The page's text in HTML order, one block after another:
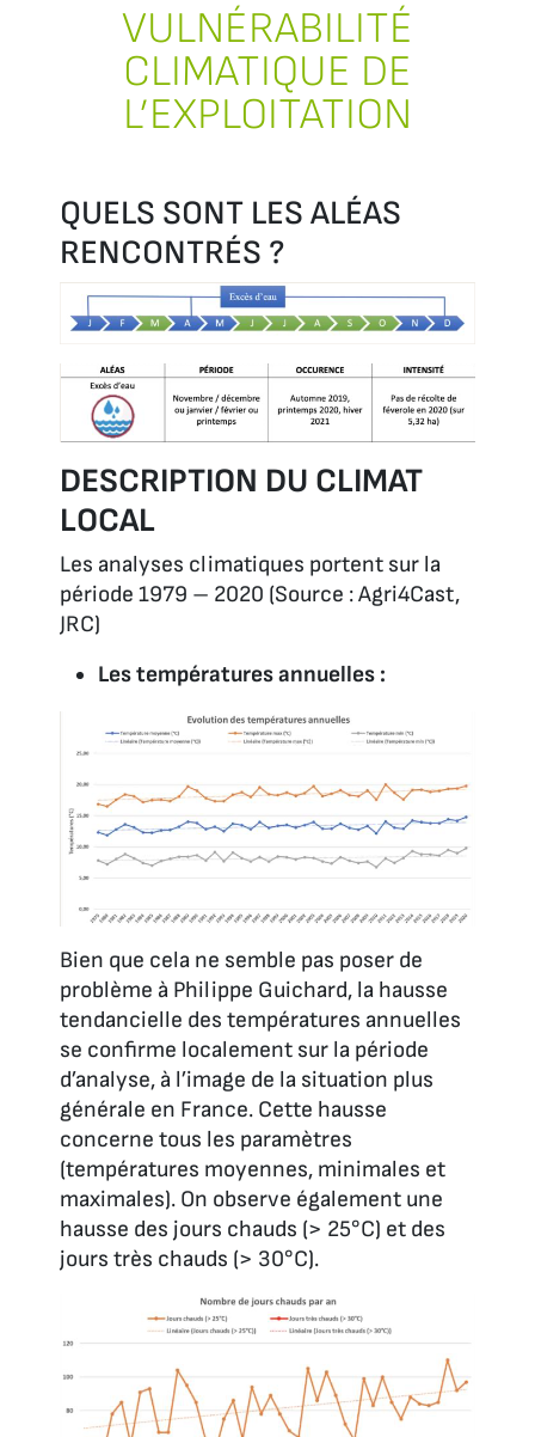
VULNÉRABILITÉ
CLIMATIQUE DE
L’EXPLOITATION
QUELS SONT LES ALÉAS
RENCONTRÉS ?
DESCRIPTION DU CLIMAT
LOCAL
Les analyses climatiques portent sur la
période 1979 – 2020 (Source : Agri4Cast,
JRC)
Les températures annuelles :
Bien que cela ne semble pas poser de
problème à Philippe Guichard, la hausse
tendancielle des températures annuelles
se confirme localement sur la période
d’analyse, à l’image de la situation plus
générale en France. Cette hausse
concerne tous les paramètres
(températures moyennes, minimales et
maximales). On observe également une
hausse des jours chauds (> 25°C) et des
jours très chauds (> 30°C).